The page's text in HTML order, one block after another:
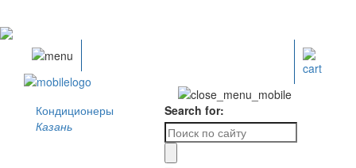
Кондиционеры
Казань
Search for: